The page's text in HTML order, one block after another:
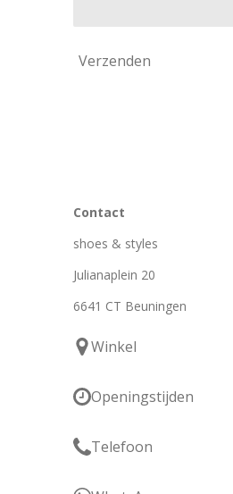
Verzenden
Contact
shoes & styles
Julianaplein 20
6641 CT Beuningen
Winkel
Openingstijden
Telefoon